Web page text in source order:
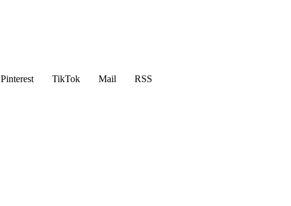
Pinterest TikTok Mail
RSS